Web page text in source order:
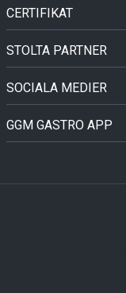
CERTIFIKAT
STOLTA PARTNER
SOCIALA MEDIER
GGM GASTRO APP